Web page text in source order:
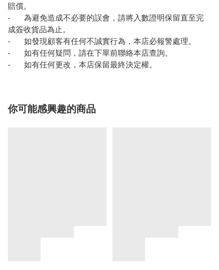
賠償。
- 為避免造成不必要的誤會，請將入數證明保留直至完
成簽收貨品為止。
- 如發現顧客有任何不誠實行為，本店必報警處理。
- 如有任何疑問，請在下單前聯絡本店查詢。
- 如有任何更改，本店保留最終決定權。
你可能感興趣的商品